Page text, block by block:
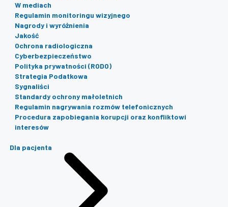
W mediach
Regulamin monitoringu wizyjnego
Nagrody i wyróżnienia
Jakość
Ochrona radiologiczna
Cyberbezpieczeństwo
Polityka prywatności (RODO)
Strategia Podatkowa
Sygnaliści
Standardy ochrony małoletnich
Regulamin nagrywania rozmów telefonicznych
Procedura zapobiegania korupcji oraz konfliktowi
interesów
Dla pacjenta